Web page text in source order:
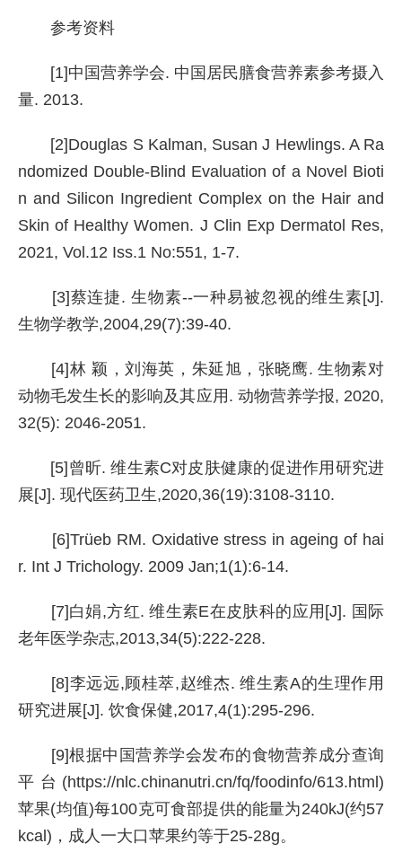
参考资料
[1]中国营养学会. 中国居民膳食营养素参考摄入
量. 2013.
[2]Douglas S Kalman, Susan J Hewlings. A Ra
ndomized Double-Blind Evaluation of a Novel Bioti
n and Silicon Ingredient Complex on the Hair and
Skin of Healthy Women. J Clin Exp Dermatol Res,
2021, Vol.12 Iss.1 No:551, 1-7.
[3]蔡连捷. 生物素--一种易被忽视的维生素[J].
生物学教学,2004,29(7):39-40.
[4]林 颖，刘海英，朱延旭，张晓鹰. 生物素对
动物毛发生长的影响及其应用. 动物营养学报, 2020,
32(5): 2046-2051.
[5]曾昕. 维生素C对皮肤健康的促进作用研究进
展[J]. 现代医药卫生,2020,36(19):3108-3110.
[6]Trüeb RM. Oxidative stress in ageing of hai
r. Int J Trichology. 2009 Jan;1(1):6-14.
[7]白娟,方红. 维生素E在皮肤科的应用[J]. 国际
老年医学杂志,2013,34(5):222-228.
[8]李远远,顾桂萃,赵维杰. 维生素A的生理作用
研究进展[J]. 饮食保健,2017,4(1):295-296.
[9]根据中国营养学会发布的食物营养成分查询
平台(https://nlc.chinanutri.cn/fq/foodinfo/613.html)
苹果(均值)每100克可食部提供的能量为240kJ(约57
kcal)，成人一大口苹果约等于25-28g。